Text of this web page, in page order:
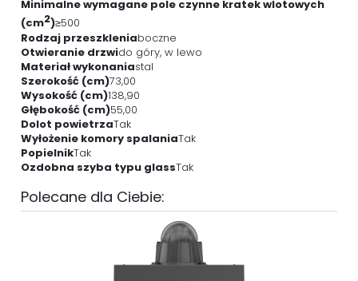
Minimalne wymagane pole czynne kratek wlotowych
(cm2)≥500
Rodzaj przeszkleniaboczne
Otwieranie drzwido góry, w lewo
Materiał wykonaniastal
Szerokość (cm)73,00
Wysokość (cm)138,90
Głębokość (cm)55,00
Dolot powietrzaTak
Wyłożenie komory spalaniaTak
PopielnikTak
Ozdobna szyba typu glassTak
Polecane dla Ciebie: